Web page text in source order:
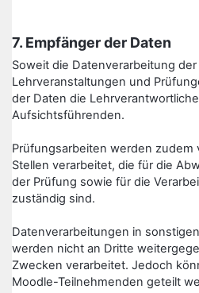
7. Empfänger der Daten
Soweit die Datenverarbeitung
Lehrveranstaltungen und
der Daten die
Aufsichtsführenden.
Prüfungsarbeiten werden zudem
Stellen verarbeitet, die für die
der Prüfung sowie für die
zuständig sind.
Datenverarbeitungen in
werden nicht an Dritte
Zwecken verarbeitet. Jedoch
Moodle-Teilnehmenden geteilt